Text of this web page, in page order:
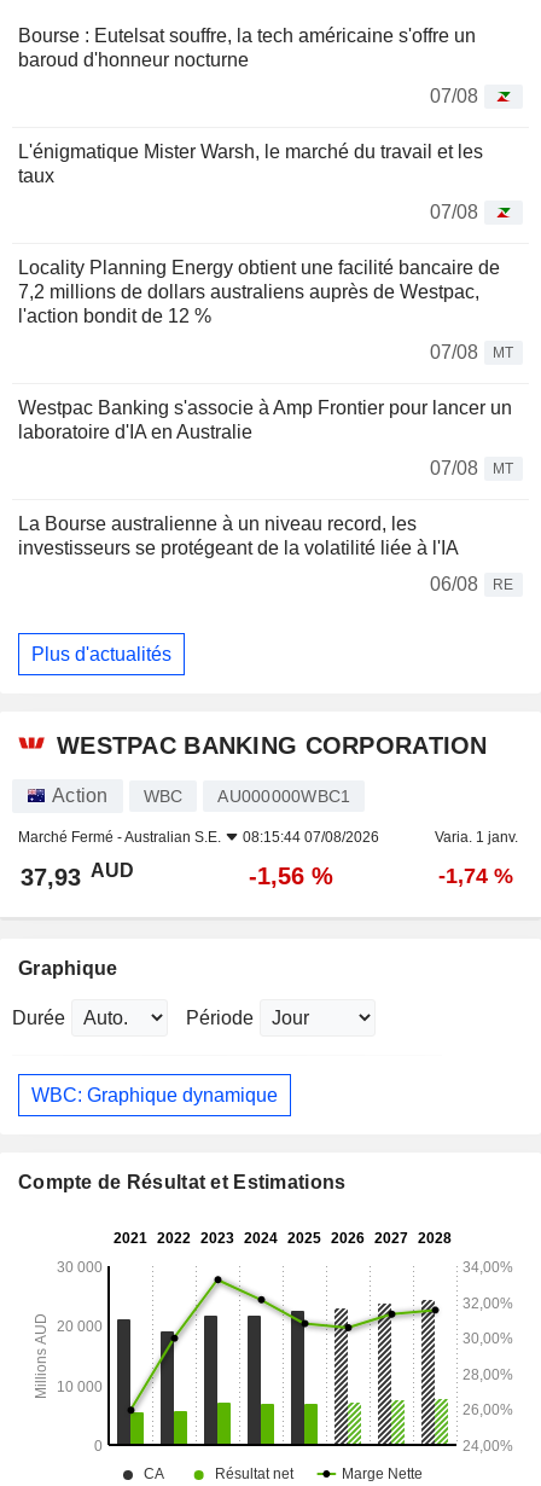
Bourse : Eutelsat souffre, la tech américaine s'offre un
baroud d'honneur nocturne
07/08
L'énigmatique Mister Warsh, le marché du travail et les
taux
07/08
Locality Planning Energy obtient une facilité bancaire de
7,2 millions de dollars australiens auprès de Westpac,
l'action bondit de 12 %
07/08
MT
Westpac Banking s'associe à Amp Frontier pour lancer un
laboratoire d'IA en Australie
07/08
MT
La Bourse australienne à un niveau record, les
investisseurs se protégeant de la volatilité liée à l'IA
06/08
RE
Plus d'actualités
WESTPAC BANKING CORPORATION
Action WBC AU000000WBC1
Marché Fermé -Australian S.E. 08:15:44 07/08/2026 Varia. 1 janv.
37,93 AUD -1,56 % -1,74 %
Graphique
Durée Période
WBC: Graphique dynamique
Compte de Résultat et Estimations